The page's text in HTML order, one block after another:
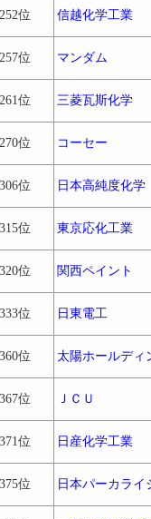
252位 信越化学工業
257位 マンダム
261位 三菱瓦斯化学
270位 コーセー
306位 日本高純度化学
315位 東京応化工業
320位 関西ペイント
333位 日東電工
360位 太陽ホールディ
367位 ＪＣＵ
371位 日産化学工業
375位 日本パーカライ